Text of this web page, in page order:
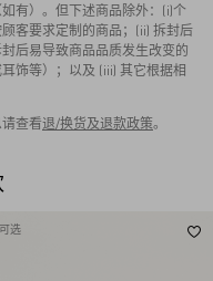
有）。但下述商品除外：(i)个
客要求定制的商品；(ii) 拆封后
后易导致商品品质发生改变的
饰等）；以及 (iii) 其它根据相
查看退/换货及退款政策。
选